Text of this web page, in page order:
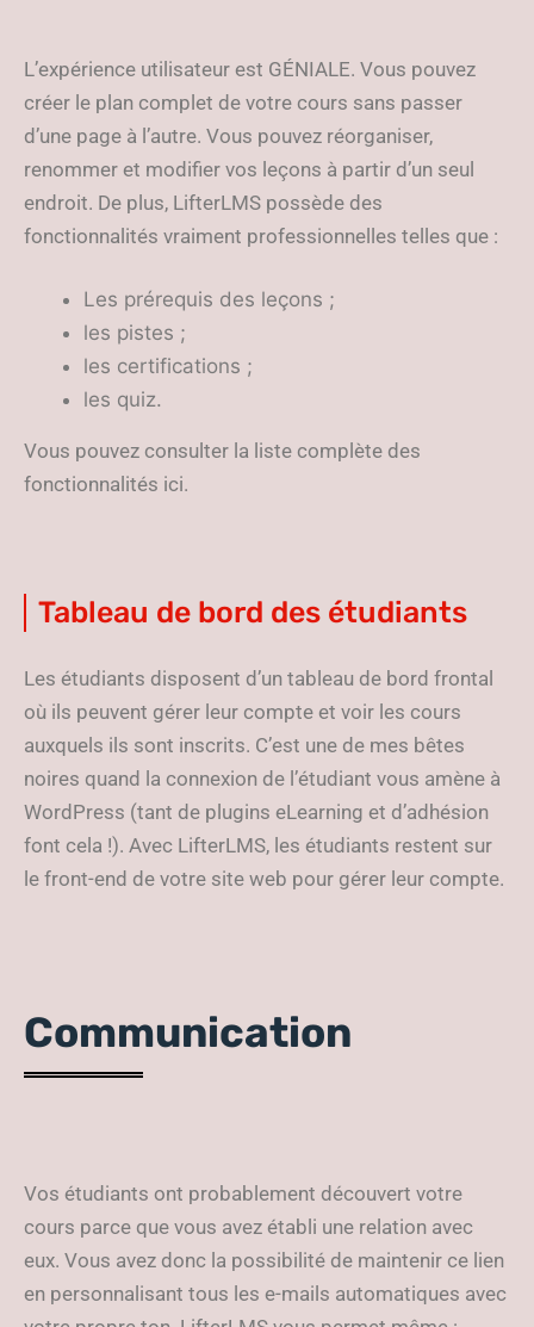
L’expérience utilisateur est GÉNIALE. Vous pouvez
créer le plan complet de votre cours sans passer
d’une page à l’autre. Vous pouvez réorganiser,
renommer et modifier vos leçons à partir d’un seul
endroit. De plus, LifterLMS possède des
fonctionnalités vraiment professionnelles telles que :
Les prérequis des leçons ;
les pistes ;
les certifications ;
les quiz.
Vous pouvez consulter la liste complète des
fonctionnalités ici.
Tableau de bord des étudiants
Les étudiants disposent d’un tableau de bord frontal
où ils peuvent gérer leur compte et voir les cours
auxquels ils sont inscrits. C’est une de mes bêtes
noires quand la connexion de l’étudiant vous amène à
WordPress (tant de plugins eLearning et d’adhésion
font cela !). Avec LifterLMS, les étudiants restent sur
le front-end de votre site web pour gérer leur compte.
Communication
Vos étudiants ont probablement découvert votre
cours parce que vous avez établi une relation avec
eux. Vous avez donc la possibilité de maintenir ce lien
en personnalisant tous les e-mails automatiques avec